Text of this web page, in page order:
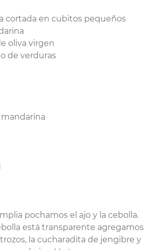
cortada en cubitos pequeños
oliva virgen
de verduras
mandarina
pochamos el ajo y la cebolla.
está transparente agregamos
trozos, la cucharadita de jengibre y